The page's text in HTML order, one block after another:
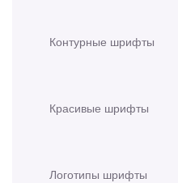
Контурные шрифты
Красивые шрифты
Логотипы шрифты